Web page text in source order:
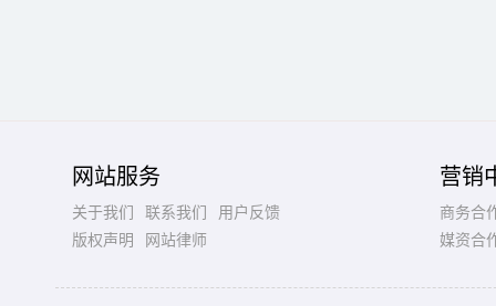
网站服务
关于我们 联系我们
用户反馈
版权声明
网站律师
营销
商务合
媒资合